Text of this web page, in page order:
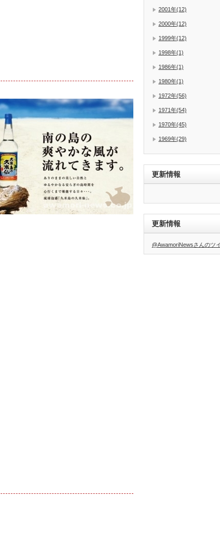
2001年(12)
2000年(12)
1999年(12)
1998年(1)
1986年(1)
1980年(1)
1972年(56)
1971年(54)
1970年(45)
1969年(29)
更新情報
更新情報
@AwamoriNewsさんのツ